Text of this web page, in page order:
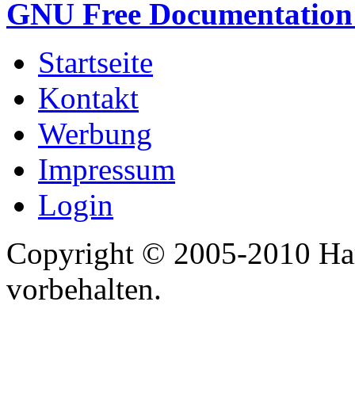
GNU Free
Startseite
Kontakt
Werbung
Impressum
Login
Copyright © 2005-2010
vorbehalten.